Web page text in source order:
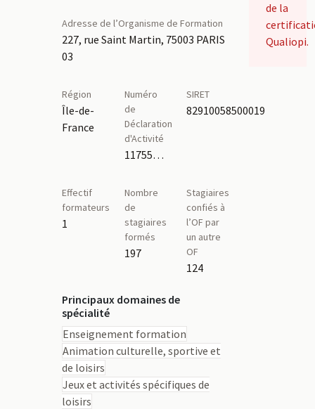
Adresse de l’Organisme de Formation
227, rue Saint Martin, 75003 PARIS
03
Région
Île-de-
France
Numéro
de
Déclaration
d'Activité
11755741175
SIRET
82910058500019
Effectif
formateurs
1
Nombre
de
stagiaires
formés
197
Stagiaires
confiés à
l’OF par
un autre
OF
124
Principaux domaines de
spécialité
Enseignement formation
Animation culturelle, sportive et
de loisirs
Jeux et activités spécifiques de
loisirs
de la
Qualiopi.